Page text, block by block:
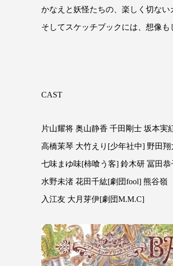
かなえと妖怪たちの、楽しく切ない
そしてスケッチブックには、想像
CAST
片山耀将 奥山静香 千田剛士 坂本実
高橋茉琴 大竹えり[少年社中] 野田
七味まゆ味[柿喰う客] 鈴木研 冨田
水野未渚 花田千紘[劇団fool] 熊谷嶺
入江友 大月芽伊[劇団M.M.C]